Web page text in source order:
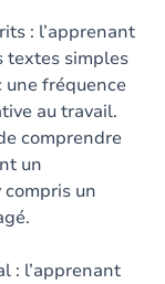
: l’apprenant
textes simples
une fréquence
au travail.
comprendre
un
un
: l’apprenant